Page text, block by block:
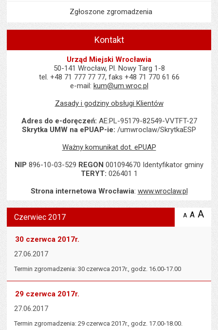
Zgłoszone zgromadzenia
Kontakt
Urząd Miejski Wrocławia
50-141 Wrocław, Pl. Nowy Targ 1-8
tel. +48 71 777 77 77, faks +48 71 770 61 66
e-mail: kum@um.wroc.pl
Zasady i godziny obsługi Klientów
Adres do e-doręczeń: AE:PL-95179-82549-VVTFT-27
Skrytka UMW na ePUAP-ie: /umwroclaw/SkrytkaESP
Ważny komunikat dot. ePUAP
NIP 896-10-03-529 REGON 001094670 Identyfikator gminy
TERYT: 026401 1
Strona internetowa Wrocławia: www.wroclaw.pl
Czerwiec 2017 A zmniejsz
A A
30 czerwca 2017r.
27.06.2017
Termin zgromadzenia: 30 czerwca 2017r., godz. 16.00-17.00
29 czerwca 2017r.
27.06.2017
Termin zgromadzenia: 29 czerwca 2017r., godz. 17.00-18.00.